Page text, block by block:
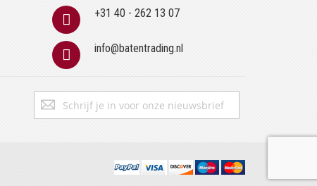
+31 40 - 262 13 07
info@batentrading.nl
Abonneer